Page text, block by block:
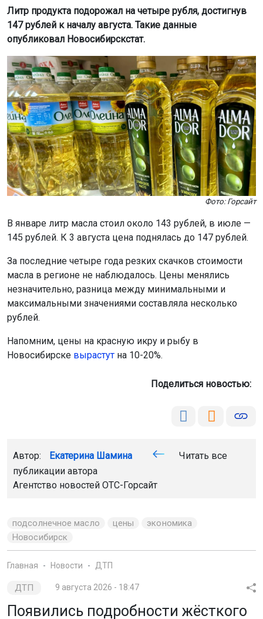
Литр продукта подорожал на четыре рубля, достигнув
147 рублей к началу августа. Такие данные
опубликовал Новосибирскстат.
Фото: Горсайт
В январе литр масла стоил около 143 рублей, в июле —
145 рублей. К 3 августа цена поднялась до 147 рублей.
За последние четыре года резких скачков стоимости
масла в регионе не наблюдалось. Цены менялись
незначительно, разница между минимальными и
максимальными значениями составляла несколько
рублей.
Напомним, цены на красную икру и рыбу в
Новосибирске вырастут на 10-20%.
Поделиться новостью:
Автор: Екатерина Шамина
Читать все
публикации автора
Агентство новостей ОТС-Горсайт
подсолнечное масло цены
экономика
Новосибирск
Главная Новости ДТП
ДТП 9 августа 2026 - 18:47
Появились подробности жёсткого